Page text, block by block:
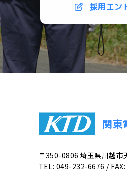
採用エン
関東
〒350-0806 埼玉県川越市
TEL: 049-232-6676 / FAX: